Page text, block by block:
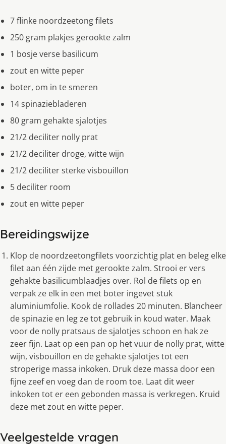
7 flinke noordzeetong filets
250 gram plakjes gerookte zalm
1 bosje verse basilicum
zout en witte peper
boter, om in te smeren
14 spinaziebladeren
80 gram gehakte sjalotjes
21/2 deciliter nolly prat
21/2 deciliter droge, witte wijn
21/2 deciliter sterke visbouillon
5 deciliter room
zout en witte peper
Bereidingswijze
Klop de noordzeetongfilets voorzichtig plat en beleg elke
filet aan één zijde met gerookte zalm. Strooi er vers
gehakte basilicumblaadjes over. Rol de filets op en
verpak ze elk in een met boter ingevet stuk
aluminiumfolie. Kook de rollades 20 minuten. Blancheer
de spinazie en leg ze tot gebruik in koud water. Maak
voor de nolly pratsaus de sjalotjes schoon en hak ze
zeer fijn. Laat op een pan op het vuur de nolly prat, witte
wijn, visbouillon en de gehakte sjalotjes tot een
stroperige massa inkoken. Druk deze massa door een
fijne zeef en voeg dan de room toe. Laat dit weer
inkoken tot er een gebonden massa is verkregen. Kruid
deze met zout en witte peper.
Veelgestelde vragen